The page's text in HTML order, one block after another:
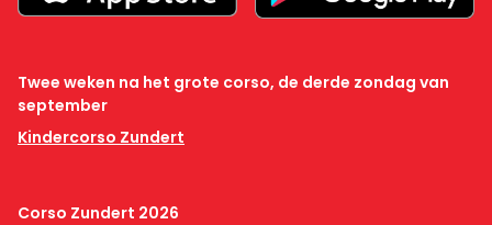
Twee weken na het grote corso, de derde zondag van
september
Kindercorso Zundert
Corso Zundert 2026